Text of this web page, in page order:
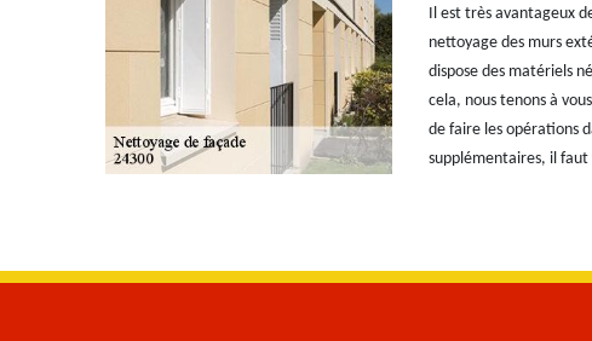
Il est très avantageux
nettoyage des murs
dispose des matériels
cela, nous tenons à
de faire les opérations
supplémentaires, il